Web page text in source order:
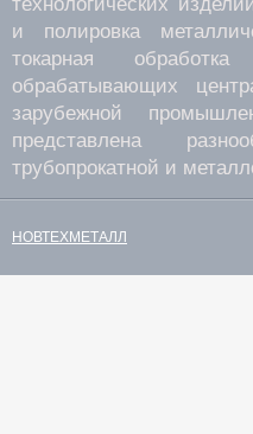
и полировка
токарная
обрабатывающих
зарубежной
представлена
трубопрокатной и
НОВТЕХМЕТАЛЛ